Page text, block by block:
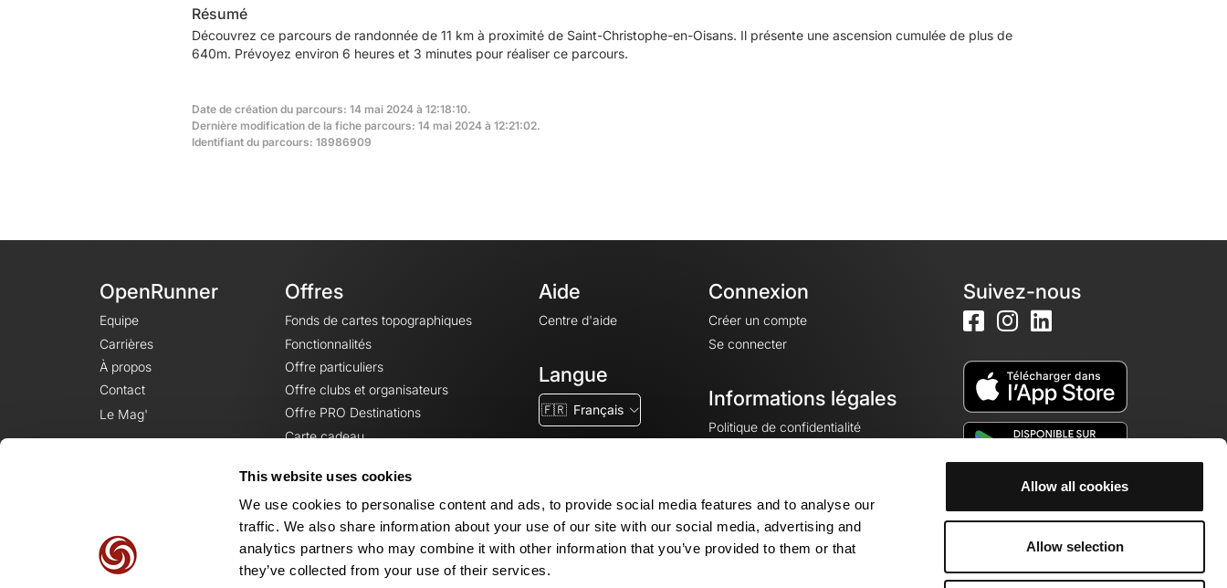
This website uses cookies
We use cookies to personalise content and ads, to provide social media features and to analyse our
traffic. We also share information about your use of our site with our social media, advertising and
analytics partners who may combine it with other information that you’ve provided to them or that
they’ve collected from your use of their services.
Allow all cookies
Allow selection
Résumé
Découvrez ce parcours de randonnée de 11 km à proximité de Saint-Christophe-en-Oisans. Il présente une ascension cumulée de plus de
640m. Prévoyez environ 6 heures et 3 minutes pour réaliser ce parcours.
Date de création du parcours: 14 mai 2024 à 12:18:10.
Dernière modification de la fiche parcours: 14 mai 2024 à 12:21:02.
Identifiant du parcours: 18986909
OpenRunner
Equipe
Carrières
À propos
Contact
Le Mag'
Offres
Fonds de cartes topographiques
Fonctionnalités
Offre particuliers
Offre clubs et organisateurs
Offre PRO Destinations
Carte cadeau
Aide
Centre d'aide
Langue
🇫🇷 Français
Connexion
Créer un compte
Se connecter
Informations légales
Politique de confidentialité
Mentions légales
Paramètres des cookies
Suivez-nous